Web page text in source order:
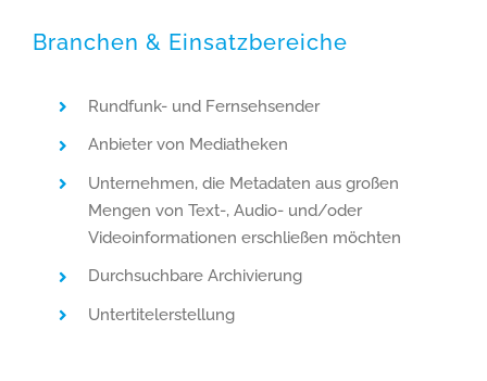
Branchen & Einsatzbereiche
Rundfunk- und Fernsehsender
Anbieter von Mediatheken
Unternehmen, die Metadaten aus großen
Mengen von Text-, Audio- und/oder
Videoinformationen erschließen möchten
Durchsuchbare Archivierung
Untertitelerstellung